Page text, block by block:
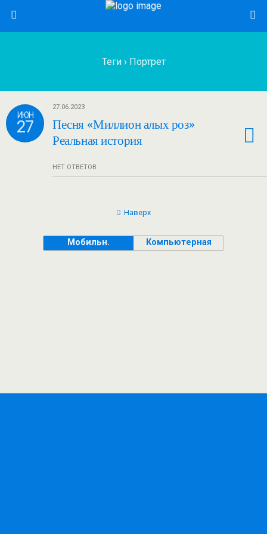
Теги › Портрет
ИЮН
27
27.06.2023
Песня «Миллион алых роз»
Реальная история
НЕТ ОТВЕТОВ
Наверх
Мобильн. Компьютерная